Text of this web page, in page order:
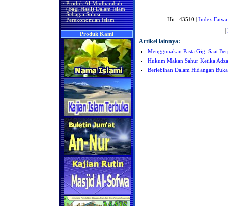
· Produk Al-Mudharabah
(Bagi Hasil) Dalam Islam
Sebagai Solusi
Perekonomian Islam
Produk Kami
Hit : 43510 | Index Fatwa
Artikel lainnya:
Menggunakan Pasta Gigi Saat
Hukum Makan Sahur Ketika
Berlebihan Dalam Hidangan Buka